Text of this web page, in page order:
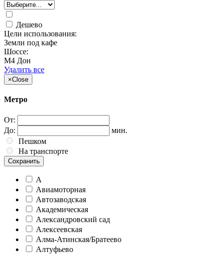
Дешево
Цели использования:
Земли под кафе
Шоссе:
М4 Дон
Удалить все
×Close
Метро
От:
До:
мин.
Пешком
На транспорте
Сохранить
А
Авиамоторная
Автозаводская
Академическая
Александровский сад
Алексеевская
Алма-Атинская/Братеево
Алтуфьево